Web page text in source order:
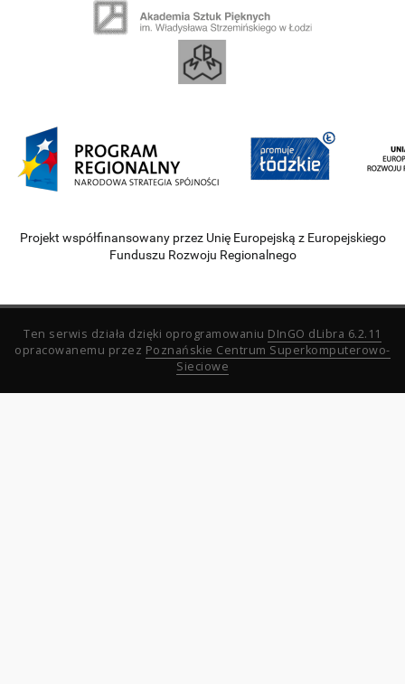
Projekt współfinansowany przez Unię Europejską z Europejskiego
Funduszu Rozwoju Regionalnego
Ten serwis działa dzięki oprogramowaniu DInGO dLibra 6.2.11
opracowanemu przez Poznańskie Centrum Superkomputerowo-
Sieciowe